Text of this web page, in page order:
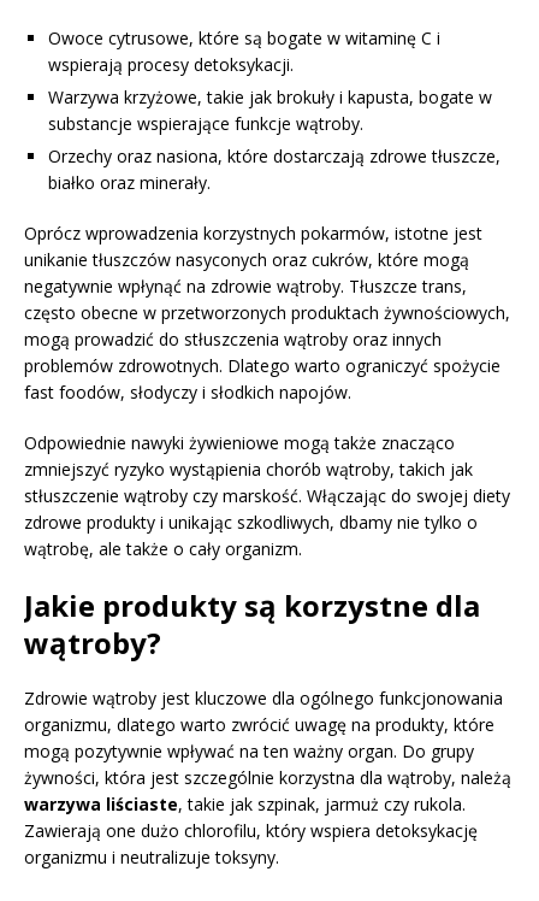
Owoce cytrusowe, które są bogate w witaminę C i
wspierają procesy detoksykacji.
Warzywa krzyżowe, takie jak brokuły i kapusta, bogate w
substancje wspierające funkcje wątroby.
Orzechy oraz nasiona, które dostarczają zdrowe tłuszcze,
białko oraz minerały.
Oprócz wprowadzenia korzystnych pokarmów, istotne jest
unikanie tłuszczów nasyconych oraz cukrów, które mogą
negatywnie wpłynąć na zdrowie wątroby. Tłuszcze trans,
często obecne w przetworzonych produktach żywnościowych,
mogą prowadzić do stłuszczenia wątroby oraz innych
problemów zdrowotnych. Dlatego warto ograniczyć spożycie
fast foodów, słodyczy i słodkich napojów.
Odpowiednie nawyki żywieniowe mogą także znacząco
zmniejszyć ryzyko wystąpienia chorób wątroby, takich jak
stłuszczenie wątroby czy marskość. Włączając do swojej diety
zdrowe produkty i unikając szkodliwych, dbamy nie tylko o
wątrobę, ale także o cały organizm.
Jakie produkty są korzystne dla
wątroby?
Zdrowie wątroby jest kluczowe dla ogólnego funkcjonowania
organizmu, dlatego warto zwrócić uwagę na produkty, które
mogą pozytywnie wpływać na ten ważny organ. Do grupy
żywności, która jest szczególnie korzystna dla wątroby, należą
warzywa liściaste, takie jak szpinak, jarmuż czy rukola.
Zawierają one dużo chlorofilu, który wspiera detoksykację
organizmu i neutralizuje toksyny.